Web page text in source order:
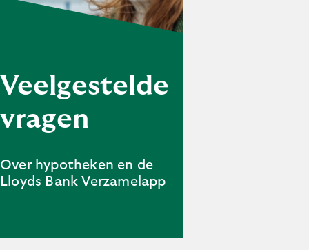
Veelgestelde
vragen
Over hypotheken en de
Lloyds Bank Verzamelapp